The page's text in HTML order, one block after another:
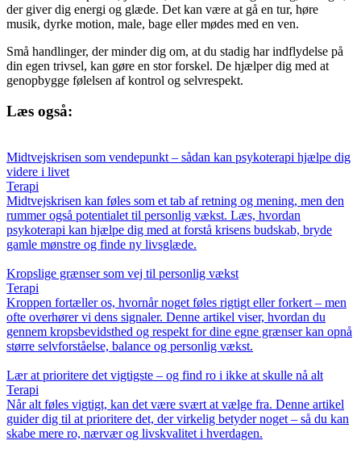
der giver dig energi og glæde. Det kan være at gå en tur, høre
musik, dyrke motion, male, bage eller mødes med en ven.
Små handlinger, der minder dig om, at du stadig har indflydelse på
din egen trivsel, kan gøre en stor forskel. De hjælper dig med at
genopbygge følelsen af kontrol og selvrespekt.
Læs også:
Midtvejskrisen som vendepunkt – sådan kan psykoterapi hjælpe dig
videre i livet
Terapi
Midtvejskrisen kan føles som et tab af retning og mening, men den
rummer også potentialet til personlig vækst. Læs, hvordan
psykoterapi kan hjælpe dig med at forstå krisens budskab, bryde
gamle mønstre og finde ny livsglæde.
Kropslige grænser som vej til personlig vækst
Terapi
Kroppen fortæller os, hvornår noget føles rigtigt eller forkert – men
ofte overhører vi dens signaler. Denne artikel viser, hvordan du
gennem kropsbevidsthed og respekt for dine egne grænser kan opnå
større selvforståelse, balance og personlig vækst.
Lær at prioritere det vigtigste – og find ro i ikke at skulle nå alt
Terapi
Når alt føles vigtigt, kan det være svært at vælge fra. Denne artikel
guider dig til at prioritere det, der virkelig betyder noget – så du kan
skabe mere ro, nærvær og livskvalitet i hverdagen.